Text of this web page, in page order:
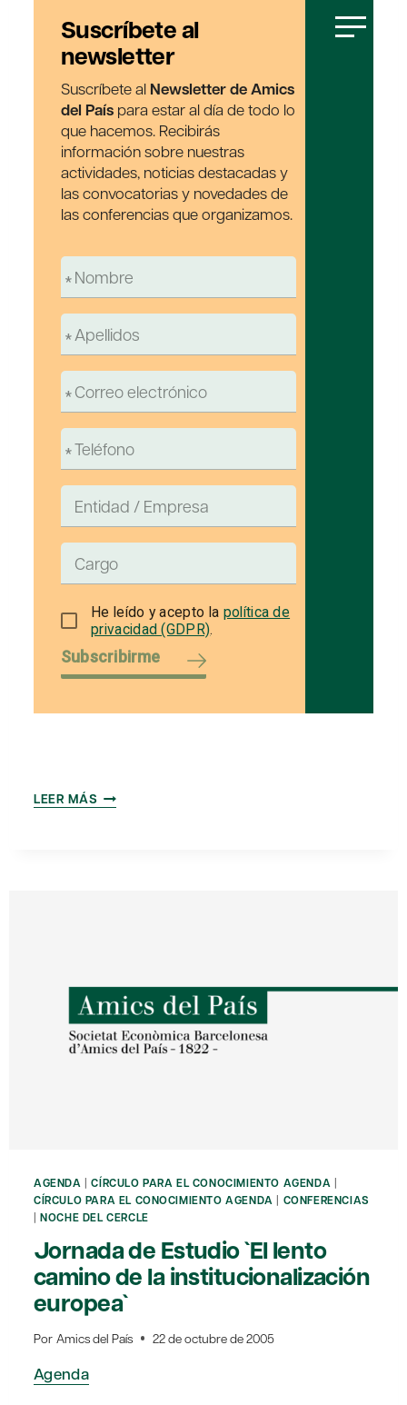
Suscríbete al
newsletter
Suscríbete al Newsletter de Amics
del País para estar al día de todo lo
que hacemos. Recibirás
información sobre nuestras
actividades, noticias destacadas y
las convocatorias y novedades de
las conferencias que organizamos.
He leído y acepto la política de
privacidad (GDPR).
Subscribirme
LEER MÁS FORUM
AGENDA |CÍRCULO PARA EL CONOCIMIENTO AGENDA |
CÍRCULO PARA EL CONOCIMIENTO AGENDA | CONFERENCIAS
|NOCHE DEL CERCLE
Jornada de Estudio `El lento
camino de la institucionalización
europea`
Por Amics del País 22 de octubre de 2005
Agenda